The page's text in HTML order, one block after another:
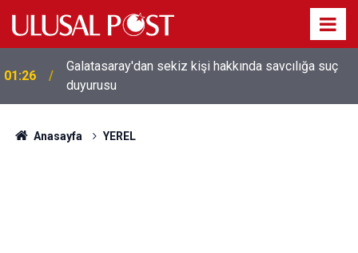
01:26
Galatasaray'dan sekiz kişi hakkında savcılığa suç
duyurusu
Anasayfa YEREL